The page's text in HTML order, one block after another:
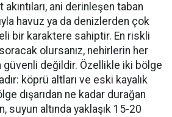
ani derinleşen taban
havuz ya da denizlerden çok
bir karaktere sahiptir. En riskli
olursanız, nehirlerin her
güvenli değildir. Özellikle iki bölge
köprü altları ve eski kayalık
dışarıdan ne kadar durağan
suyun altında yaklaşık 15-20